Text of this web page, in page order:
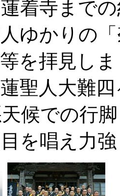
着寺まで
ゆかりの
等を拝見し
聖人大難四
候での行
を唱え力